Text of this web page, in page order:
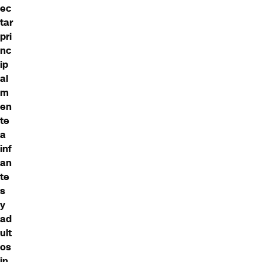
ec
tar
pri
nc
ip
al
m
en
te
a
inf
an
te
s
y
ad
ult
os